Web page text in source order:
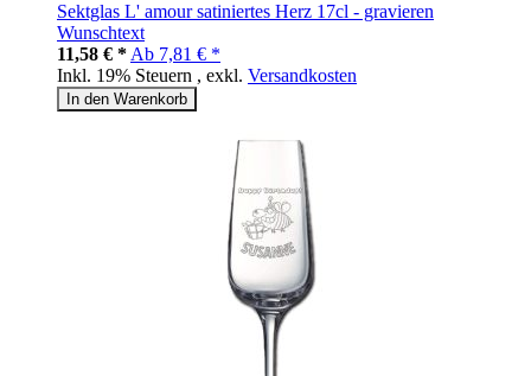
Sektglas L' amour satiniertes Herz 17cl - gravieren
Wunschtext
11,58 € * Ab 7,81 € *
Inkl. 19% Steuern , exkl. Versandkosten
In den Warenkorb